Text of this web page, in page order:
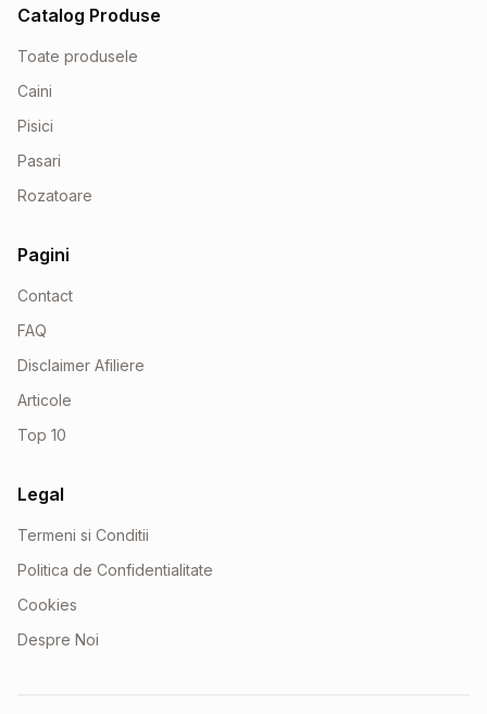
Catalog Produse
Toate produsele
Caini
Pisici
Pasari
Rozatoare
Pagini
Contact
FAQ
Disclaimer Afiliere
Articole
Top 10
Legal
Termeni si Conditii
Politica de Confidentialitate
Cookies
Despre Noi